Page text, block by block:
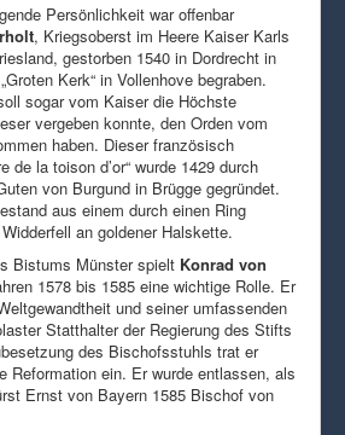
Persönlichkeit war offenbar
, Kriegsoberst im Heere Kaiser Karls
gestorben 1540 in Dordrecht in
Kerk“ in Vollenhove begraben.
sogar vom Kaiser die Höchste
vergeben konnte, den Orden vom
haben. Dieser französisch
de la toison d’or“ wurde 1429 durch
von Burgund in Brügge gegründet.
aus einem durch einen Ring
an goldener Halskette.
Bistums Münster spielt Konrad von
1578 bis 1585 eine wichtige Rolle. Er
und seiner umfassenden
Statthalter der Regierung des Stifts
des Bischofsstuhls trat er
Reformation ein. Er wurde entlassen, als
Ernst von Bayern 1585 Bischof von